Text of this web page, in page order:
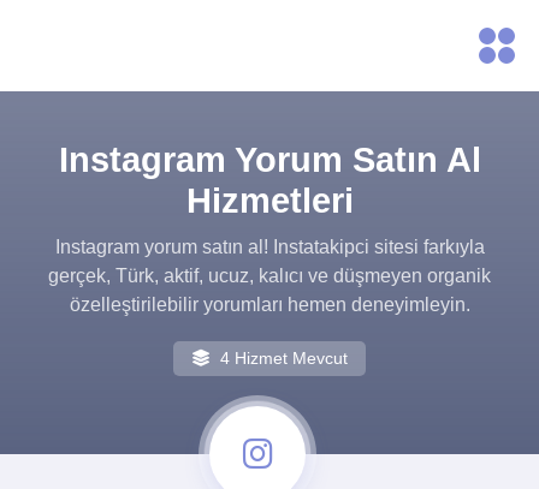
Instagram Yorum Satın Al
Hizmetleri
Instagram yorum satın al! Instatakipci sitesi farkıyla
gerçek, Türk, aktif, ucuz, kalıcı ve düşmeyen organik
özelleştirilebilir yorumları hemen deneyimleyin.
4 Hizmet Mevcut